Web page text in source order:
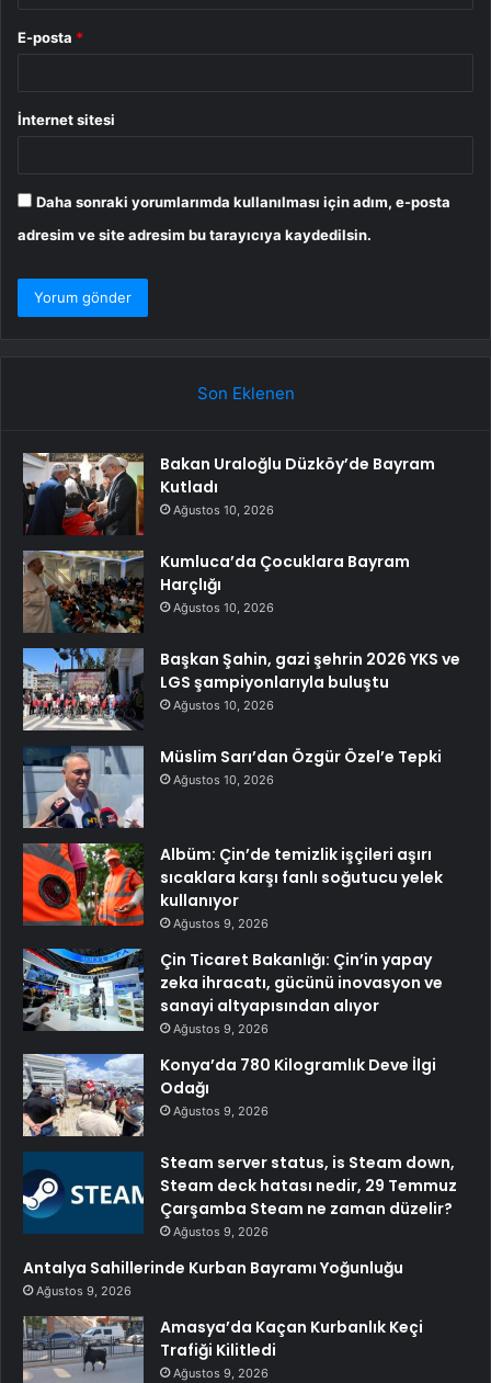
E-posta *
İnternet sitesi
Daha sonraki yorumlarımda kullanılması için adım, e-posta
adresim ve site adresim bu tarayıcıya kaydedilsin.
Son Eklenen
Bakan Uraloğlu Düzköy’de Bayram
Kutladı
Ağustos 10, 2026
Kumluca’da Çocuklara Bayram
Harçlığı
Ağustos 10, 2026
Başkan Şahin, gazi şehrin 2026 YKS ve
LGS şampiyonlarıyla buluştu
Ağustos 10, 2026
Müslim Sarı’dan Özgür Özel’e Tepki
Ağustos 10, 2026
Albüm: Çin’de temizlik işçileri aşırı
sıcaklara karşı fanlı soğutucu yelek
kullanıyor
Ağustos 9, 2026
Çin Ticaret Bakanlığı: Çin’in yapay
zeka ihracatı, gücünü inovasyon ve
sanayi altyapısından alıyor
Ağustos 9, 2026
Konya’da 780 Kilogramlık Deve İlgi
Odağı
Ağustos 9, 2026
Steam server status, is Steam down,
Steam deck hatası nedir, 29 Temmuz
Çarşamba Steam ne zaman düzelir?
Ağustos 9, 2026
Antalya Sahillerinde Kurban Bayramı Yoğunluğu
Ağustos 9, 2026
Amasya’da Kaçan Kurbanlık Keçi
Trafiği Kilitledi
Ağustos 9, 2026